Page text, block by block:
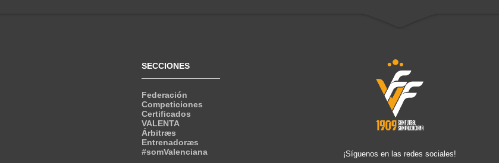
SECCIONES
Federación
Competiciones
Certificados
VALENTA
Árbitræs
Entrenadoræs
#somValenciana
¡Síguenos en las redes sociales!